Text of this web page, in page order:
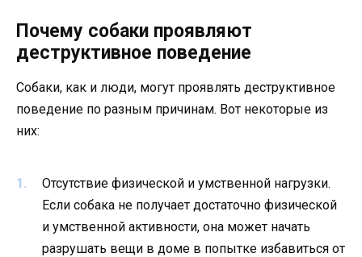
Почему собаки проявляют
деструктивное поведение
Собаки, как и люди, могут проявлять деструктивное
поведение по разным причинам. Вот некоторые из
них:
Отсутствие физической и умственной нагрузки.
Если собака не получает достаточно физической
и умственной активности, она может начать
разрушать вещи в доме в попытке избавиться от